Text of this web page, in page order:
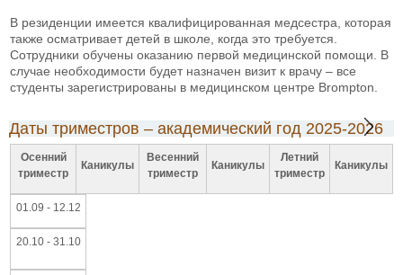
В резиденции имеется квалифицированная медсестра, которая
также осматривает детей в школе, когда это требуется.
Сотрудники обучены оказанию первой медицинской помощи. В
случае необходимости будет назначен визит к врачу – все
студенты зарегистрированы в медицинском центре Brompton.
Даты триместров – академический год 2025-2026
Осенний
триместр
Каникулы
Весенний
триместр
Каникулы
Летний
триместр
Каникулы
01.09 - 12.12
20.10 - 31.10